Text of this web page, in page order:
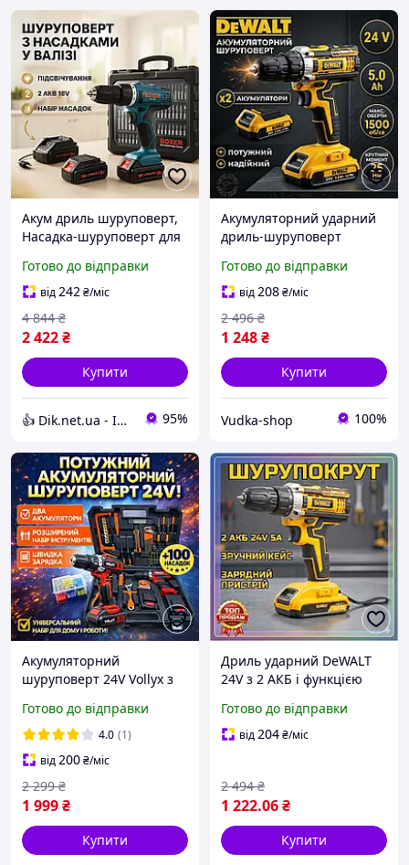
Акум дриль шуруповерт,
Насадка-шуруповерт для
шуруповерт для роботи
по дереву MI-13
Готово до відправки
від242₴/міс
2 422₴
4 844 ₴
Купити
👍 Dik.net.ua - Інтернет магазин 95%
Акумуляторний ударний
дриль-шуруповерт
шуруповерт зручний для
дому
Готово до відправки
від208₴/міс
1 248₴
2 496 ₴
Купити
Vudka-shop 100%
Акумуляторний
шуруповерт 24V Vollyx з
у зручному пластиковому
кейсі
Готово до відправки
4.0 (1)
від200₴/міс
1 999₴
2 299 ₴
Купити
Дриль ударний DeWALT
24V з 2 АКБ і функцією
Потужний шуруповерт
акумуляторний зручний з
Готово до відправки
від204₴/міс
1 222.06₴
2 494 ₴
Купити